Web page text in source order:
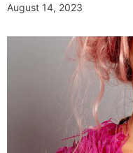
August 14, 2023